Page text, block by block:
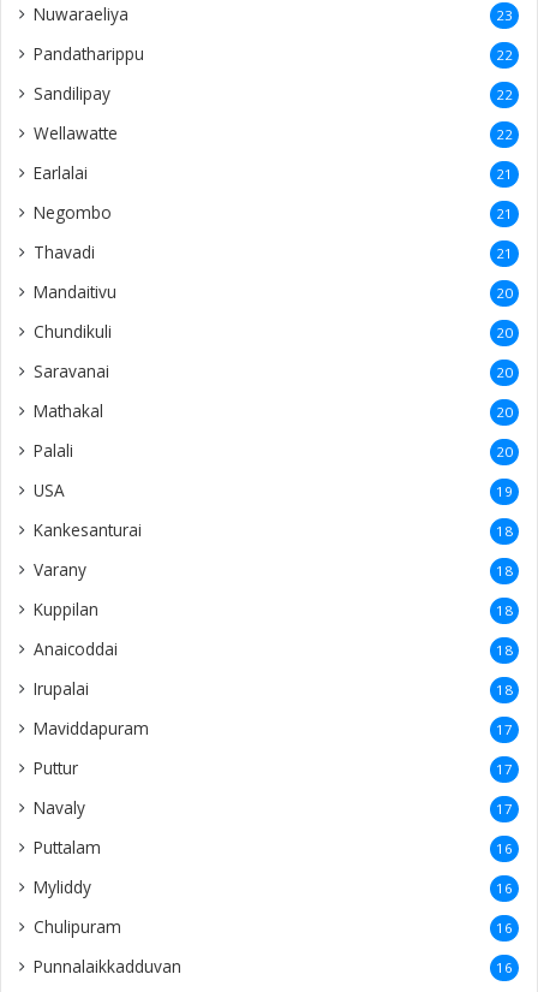
Nuwaraeliya 23
Pandatharippu 22
Sandilipay 22
Wellawatte 22
Earlalai 21
Negombo 21
Thavadi 21
Mandaitivu 20
Chundikuli 20
Saravanai 20
Mathakal 20
Palali 20
USA 19
Kankesanturai 18
Varany 18
Kuppilan 18
Anaicoddai 18
Irupalai 18
Maviddapuram 17
Puttur 17
Navaly 17
Puttalam 16
Myliddy 16
Chulipuram 16
Punnalaikkadduvan 16